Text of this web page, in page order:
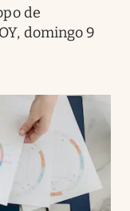
de
domingo 9